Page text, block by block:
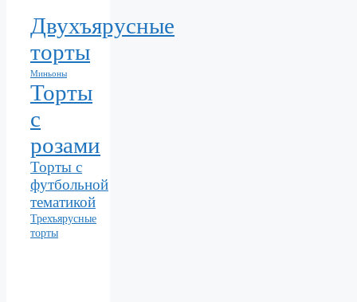
Двухъярусные
торты
Миньоны
Торты
с
розами
Торты с
футбольной
тематикой
Трехъярусные
торты